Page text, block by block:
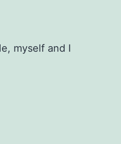
myself and I